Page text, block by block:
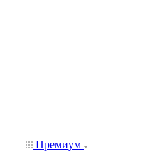
Премиум